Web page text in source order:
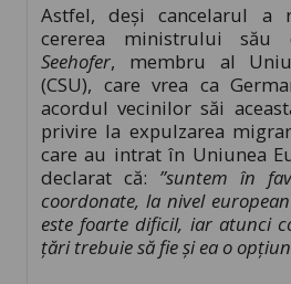
Astfel, deși cancelarul a
cererea ministrului său
Seehofer, membru al
(CSU), care vrea ca
acordul vecinilor săi
privire la expulzarea
care au intrat în Uniunea
declarat că: ”suntem în
coordonate, la nivel
este foarte dificil, iar atunci
ţări trebuie să fie şi ea o